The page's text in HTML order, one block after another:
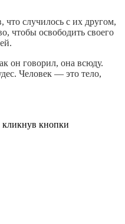
что случилось с их другом,
чтобы освободить своего
он говорил, она всюду.
Человек — это тело,
кликнув кнопки